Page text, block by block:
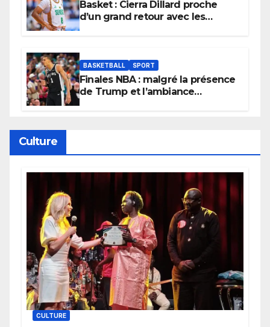
Basket : Cierra Dillard proche
d’un grand retour avec les
BASKETBALL SPORT
Finales NBA : malgré la présence
de Trump et l’ambiance
Culture
CULTURE